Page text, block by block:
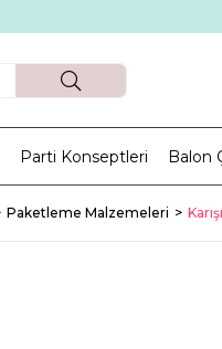
Parti Konseptleri Balon
Paketleme Malzemeleri